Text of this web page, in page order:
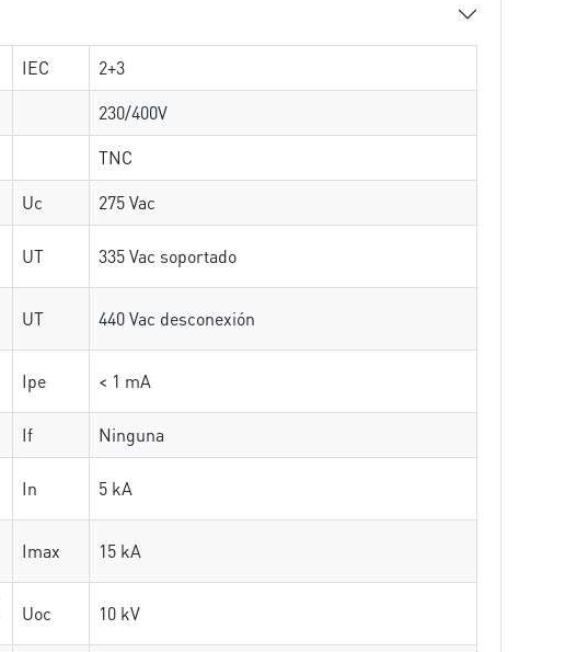
IEC
2+3
230/400V
TNC
Uc
275 Vac
UT 335 Vac soportado
UT 440 Vac desconexión
Ipe < 1 mA
If
Ninguna
In 5 kA
Imax 15 kA
Uoc 10 kV